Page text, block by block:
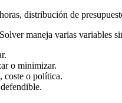
distribución de
maneja varias variables
o minimizar.
coste o política.